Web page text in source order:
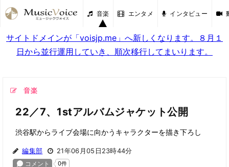
音楽 エンタメ インタビュー
サイトドメインが「voisjp.me」へ新しくなります。８月１
日から並行運用していき、順次移行してまいります。
音楽
22／7、1stアルバムジャケット公開
渋谷駅からライブ会場に向かうキャラクターを描き下ろし
編集部 21年06月05日23時44分